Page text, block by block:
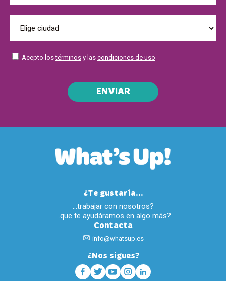
Acepto lostérminos y las condiciones de uso
ENVIAR
¿Te gustaría...
…trabajar con nosotros?
…que te ayudáramos en algo más?
Contacta
info@whatsup.es
¿Nos sigues?